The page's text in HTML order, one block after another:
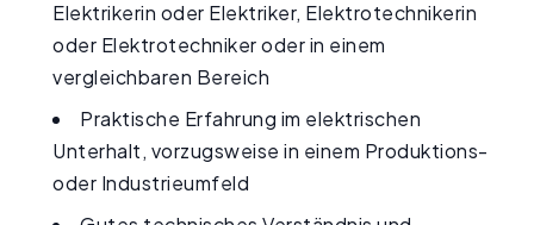
Elektrikerin oder Elektriker, Elektrotechnikerin
oder Elektrotechniker oder in einem
vergleichbaren Bereich
Praktische Erfahrung im elektrischen
Unterhalt, vorzugsweise in einem Produktions-
oder Industrieumfeld